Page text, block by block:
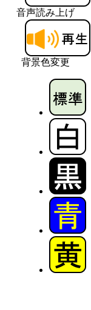
音声読み上げ
背景色変更